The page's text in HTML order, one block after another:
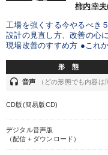
柿内幸
工場を強くする今やるべき
設計の見直し方、改善の心
現場改善のすすめ方 ●これ
形 態
headset 音声 （どの形態でも内容は
CD版(簡易版CD)
デジタル音声版
（配信＋ダウンロード）